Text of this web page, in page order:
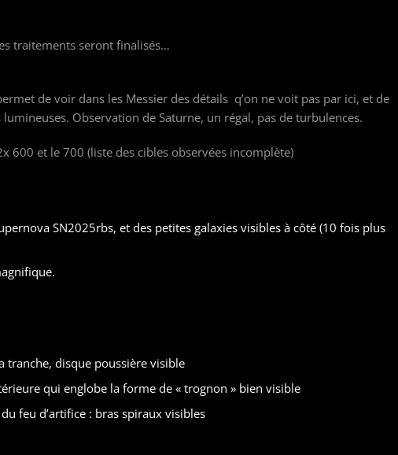
traitements seront finalisés…
de voir dans les Messier des détails q’on ne voit pas par ici, et de
Observation de Saturne, un régal, pas de turbulences.
600 et le 700 (liste des cibles observées incomplète)
SN2025rbs, et des petites galaxies visibles à côté (10 fois plus
tranche, disque poussière visible
qui englobe la forme de « trognon » bien visible
feu d’artifice : bras spiraux visibles